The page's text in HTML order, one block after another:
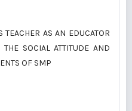
AS AN EDUCATOR
SOCIAL ATTITUDE AND
OF SMP